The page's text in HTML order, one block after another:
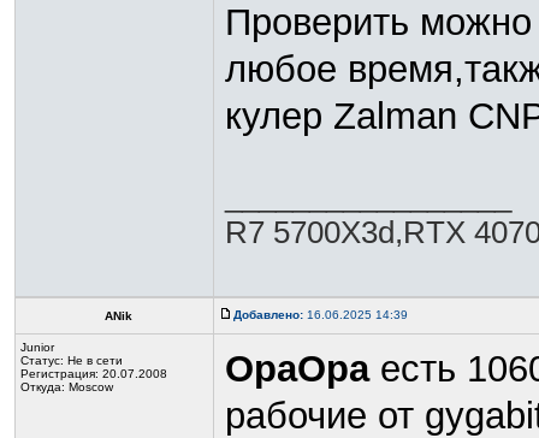
Проверить
любое
кулер Zalman
R7 5700Х3d,RTX
ANik Добавлено: 16.06.2025 14:39
Junior
Статус: Не в сети
Регистрация: 20.07.2008
Откуда: Moscow
OpaOpaесть
рабочие от